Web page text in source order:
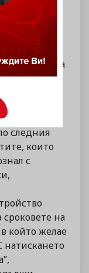
се
АД и
чрез сайта
чрез сайта
следния
които
с
на
който желае
натискането